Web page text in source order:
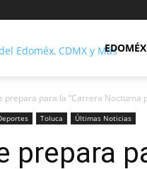
EDOMÉX
prepara para la “Carrera Nocturna
Toluca Últimas Noticias
prepara